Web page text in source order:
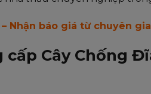
Nhận báo giá từ chuyên gia
Cây Chống